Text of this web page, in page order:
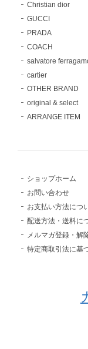
Christian dior
GUCCI
PRADA
COACH
salvatore
cartier
OTHER BRAND
original & select
ARRANGE ITEM
ショップホーム
お問い合わせ
お支払い方法につ
配送方法・送料に
メルマガ登録・解
特定商取引法に基